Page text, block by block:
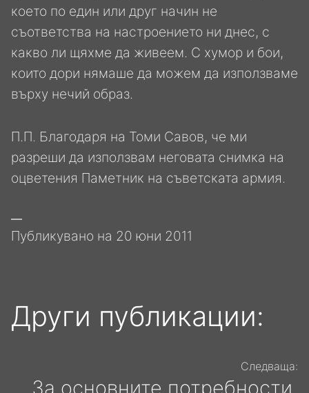
което по един или друг начин не
съответства на настроението ни днес, с
какво ли щяхме да живеем. С хумор и бои,
които дори нямаше да можем да използваме
върху нечий образ.
П.П. Благодаря на Томи Савов, че ми
разреши да използвам неговата снимка на
оцветения Паметник на съветската армия.
Публикувано на 20 юни 2011
Други публикации:
Следваща:
За основните потребности,